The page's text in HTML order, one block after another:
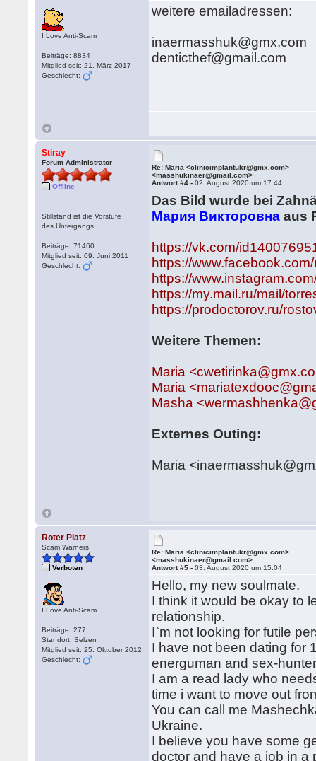
I Love Anti-Scam
Beiträge: 8834
Mitglied seit: 21. März 2017
Geschlecht:
weitere emailadressen:
inaermasshuk@gmx.com
denticthef@gmail.com
Stiray
Forum Administrator
Offline
Stillstand ist die Vorstufe
des Untergangs
Beiträge: 71460
Mitglied seit: 09. Juni 2011
Geschlecht:
Re: Maria <clinicimplantukr@gmx.com>
<masshukinaer@gmail.com>
Antwort #4 -02. August 2020 um 17:44
Das Bild wurde bei
Мария Викторовна aus
https://vk.com/
https://
https://
https://my.mail.ru/mail/
https://prodoctorov.ru/
Weitere Themen:
Maria
Maria
Masha
Externes Outing:
Maria
Roter Platz
Scam Warners
Verboten
I Love Anti-Scam
Beiträge: 277
Standort: Selzen
Mitglied seit: 25. Oktober 2012
Geschlecht:
Re: Maria <clinicimplantukr@gmx.com>
<masshukinaer@gmail.com>
Antwort #5 -03. August 2020 um 15:04
Hello, my new soulmate.
I think it would be okay to
relationship.
I`m not looking for futile
I have not been dating for
energuman and sex-
I am a read lady who
time i want to move out
You can call me
Ukraine.
I believe you have some
doctor and have a job in a